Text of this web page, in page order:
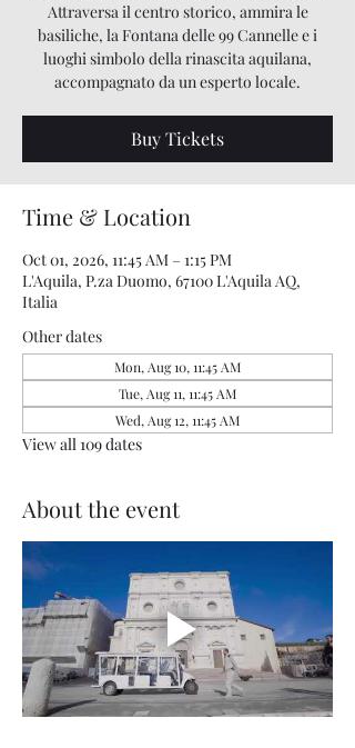
Attraversa il centro storico, ammira le
basiliche, la Fontana delle 99 Cannelle e i
luoghi simbolo della rinascita aquilana,
accompagnato da un esperto locale.
Buy Tickets
Time & Location
Oct 01, 2026, 11:45 AM – 1:15 PM
L'Aquila, P.za Duomo, 67100 L'Aquila AQ,
Italia
Other dates
Mon, Aug 10, 11:45 AM
Tue, Aug 11, 11:45 AM
Wed, Aug 12, 11:45 AM
View all 109 dates
About the event